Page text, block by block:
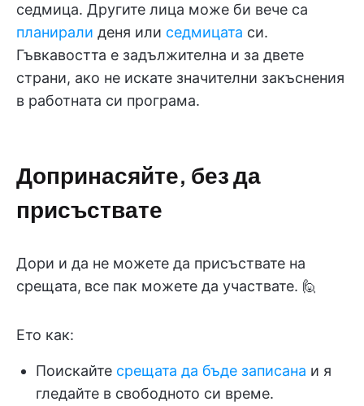
седмица. Другите лица може би вече са
планирали деня или седмицата си.
Гъвкавостта е задължителна и за двете
страни, ако не искате значителни закъснения
в работната си програма.
Допринасяйте, без да
присъствате
Дори и да не можете да присъствате на
срещата, все пак можете да участвате. 🙋
Ето как:
Поискайте срещата да бъде записана и я
гледайте в свободното си време.